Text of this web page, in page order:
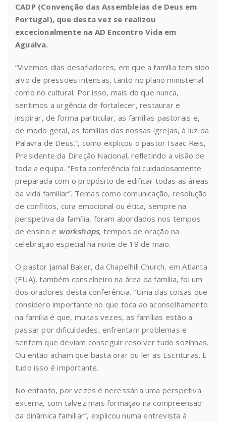
CADP (Convenção das Assembleias de Deus em
Portugal), que desta vez se realizou
excecionalmente na AD Encontro Vida em
Agualva.
“Vivemos dias desafiadores, em que a família tem sido
alvo de pressões intensas, tanto no plano ministerial
como no cultural. Por isso, mais do que nunca,
sentimos a urgência de fortalecer, restaurar e
inspirar, de forma particular, as famílias pastorais e,
de modo geral, as famílias das nossas igrejas, à luz da
Palavra de Deus.”, como explicou o pastor Isaac Reis,
Presidente da Direção Nacional, refletindo a visão de
toda a equipa. “Esta conferência foi cuidadosamente
preparada com o propósito de edificar todas as áreas
da vida familiar”. Temas como comunicação, resolução
de conflitos, cura emocional ou ética, sempre na
perspetiva da família, foram abordados nos tempos
de ensino e workshops, tempos de oração na
celebração especial na noite de 19 de maio.
O pastor Jamal Baker, da Chapelhill Church, em Atlanta
(EUA), também conselheiro na área da família, foi um
dos oradores desta conferência. “Uma das coisas que
considero importante no que toca ao aconselhamento
na família é que, muitas vezes, as famílias estão a
passar por dificuldades, enfrentam problemas e
sentem que deviam conseguir resolver tudo sozinhas.
Ou então acham que basta orar ou ler as Escrituras. E
tudo isso é importante.
No entanto, por vezes é necessária uma perspetiva
externa, com talvez mais formação na compreensão
da dinâmica familiar”, explicou numa entrevista à